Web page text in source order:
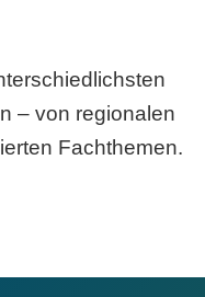
– von regionalen
Fachthemen.